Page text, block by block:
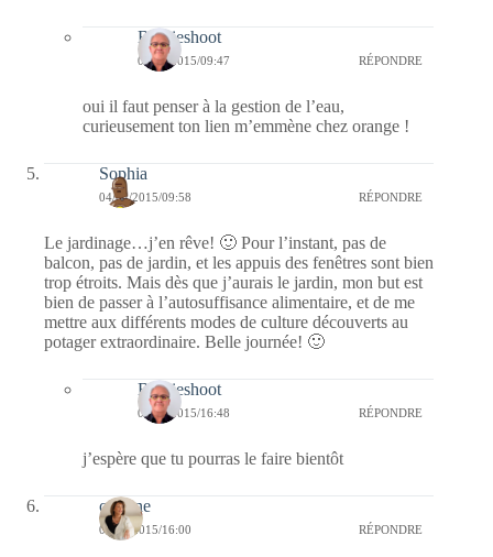
Bernieshoot
07/04/2015/09:47 RÉPONDRE
oui il faut penser à la gestion de l’eau,
curieusement ton lien m’emmène chez orange !
Sophia
04/04/2015/09:58 RÉPONDRE
Le jardinage…j’en rêve! 🙂 Pour l’instant, pas de
balcon, pas de jardin, et les appuis des fenêtres sont bien
trop étroits. Mais dès que j’aurais le jardin, mon but est
bien de passer à l’autosuffisance alimentaire, et de me
mettre aux différents modes de culture découverts au
potager extraordinaire. Belle journée! 🙂
Bernieshoot
04/04/2015/16:48 RÉPONDRE
j’espère que tu pourras le faire bientôt
corinne
03/04/2015/16:00 RÉPONDRE